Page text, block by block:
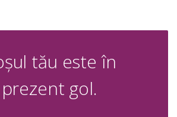
tău este în
prezent gol.